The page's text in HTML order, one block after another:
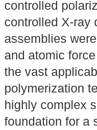
controlled
controlled
assemblies
and atomic
the vast
polymerization
highly complex
foundation for a